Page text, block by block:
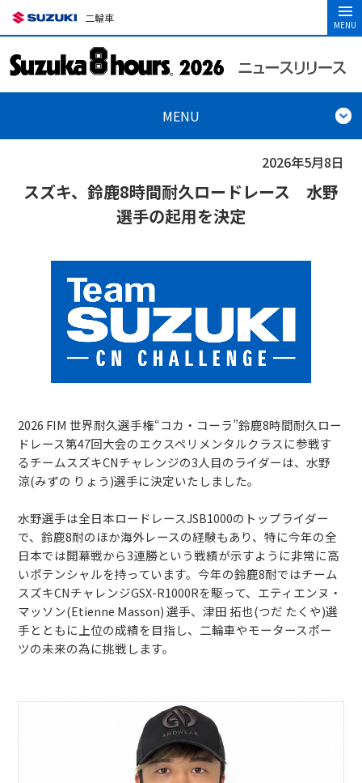
二輪車
MENU
MENU
2026年5月8日
スズキ、鈴鹿8時間耐久ロードレース 水野
選手の起用を決定
2026 FIM 世界耐久選手権“コカ・コーラ”鈴鹿8時間耐久ロー
ドレース第47回大会のエクスペリメンタルクラスに参戦す
るチームスズキCNチャレンジの3人目のライダーは、水野
涼(みずの りょう)選手に決定いたしました。
水野選手は全日本ロードレースJSB1000のトップライダー
で、鈴鹿8耐のほか海外レースの経験もあり、特に今年の全
日本では開幕戦から3連勝という戦績が示すように非常に高
いポテンシャルを持っています。今年の鈴鹿8耐ではチーム
スズキCNチャレンジGSX-R1000Rを駆って、エティエンヌ・
マッソン(Etienne Masson) 選手、津田 拓也(つだ たくや)選
手とともに上位の成績を目指し、二輪車やモータースポー
ツの未来の為に挑戦します。